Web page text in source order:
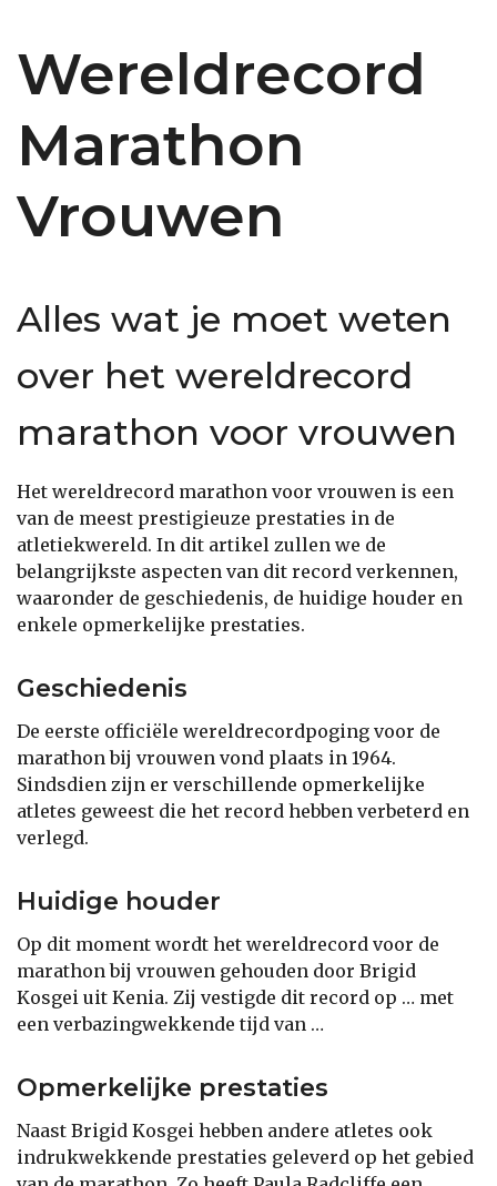
Wereldrecord
Marathon
Vrouwen
Alles wat je moet weten
over het wereldrecord
marathon voor vrouwen
Het wereldrecord marathon voor vrouwen is een
van de meest prestigieuze prestaties in de
atletiekwereld. In dit artikel zullen we de
belangrijkste aspecten van dit record verkennen,
waaronder de geschiedenis, de huidige houder en
enkele opmerkelijke prestaties.
Geschiedenis
De eerste officiële wereldrecordpoging voor de
marathon bij vrouwen vond plaats in 1964.
Sindsdien zijn er verschillende opmerkelijke
atletes geweest die het record hebben verbeterd en
verlegd.
Huidige houder
Op dit moment wordt het wereldrecord voor de
marathon bij vrouwen gehouden door Brigid
Kosgei uit Kenia. Zij vestigde dit record op … met
een verbazingwekkende tijd van …
Opmerkelijke prestaties
Naast Brigid Kosgei hebben andere atletes ook
indrukwekkende prestaties geleverd op het gebied